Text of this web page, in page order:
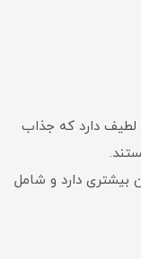
لطیف دارد که جذاب
بیشتری دارد و شامل